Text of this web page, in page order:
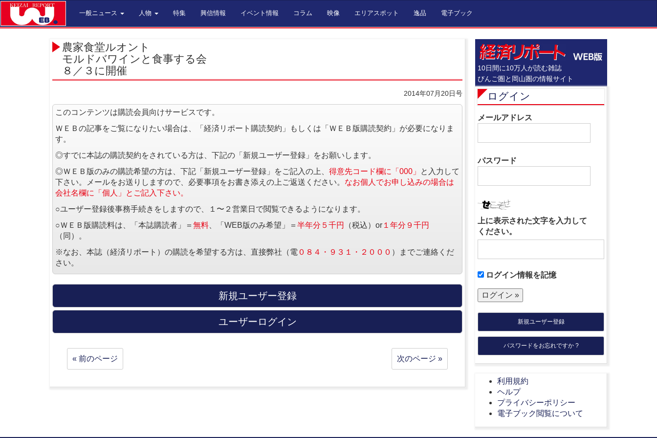
一般ニュース 人物 特集 興信情報 イベント情報 コラム 映像 エリアスポット 逸品 電子ブック
農家食堂ルオント
モルドバワインと食事する会
８／３に開催
2014年07月20日号
このコンテンツは購読会員向けサービスです。
ＷＥＢの記事をご覧になりたい場合は、「経済リポート購読契約」もしくは「ＷＥＢ版購読契約」が必要になりま
す。
◎すでに本誌の購読契約をされている方は、下記の「新規ユーザー登録」をお願いします。
◎ＷＥＢ版のみの購読希望の方は、下記「新規ユーザー登録」をご記入の上、 得意先コード欄に「000」
と入力して
下さい。メールをお送りしますので、必要事項をお書き添えの上ご返送ください。 なお個人でお申し込みの場合は
会社名欄に「個人」とご記入下さい。
○ユーザー登録後事務手続きをしますので、１〜２営業日で閲覧できるようになります。
○ＷＥＢ版購読料は、「本誌購読者」＝ 無料 、「WEB版のみ希望」＝ 半年分５千円 （税込）or １年分９千円
（同）。
※なお、本誌（経済リポート）の購読を希望する方は、直接弊社（電 ０８４・９３１・２０００ ）までご連絡くだ
さい。
新規ユーザー登録
ユーザーログイン
« 前のページ 次のページ »
10日間に10万人が読む雑誌
びんご圏と岡山圏の情報サイト
ログイン
メールアドレス
パスワード
上に表示された文字を入力して
ください。
ログイン情報を記憶
新規ユーザー登録
パスワードをお忘れですか ?
利用規約
ヘルプ
プライバシーポリシー
電子ブック閲覧について